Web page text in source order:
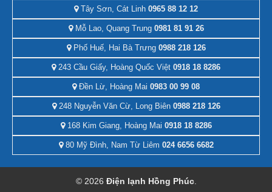
Tây Sơn, Cát Linh 0965 88 12 12
Mỗ Lao, Quang Trung0981 81 91 26
Phố Huế, Hai Bà Trưng0988 218 126
243 Cầu Giấy, Hoàng Quốc Việt 0918 18 8286
Đền Lừ, Hoàng Mai 0983 00 99 08
248 Nguyễn Văn Cừ, Long Biên0988 218 126
168 Kim Giang, Hoàng Mai 0918 18 8286
80 Mỹ Đình, Nam Từ Liêm 024 6656 6682
© 2026 Điện lạnh Hồng Phúc.